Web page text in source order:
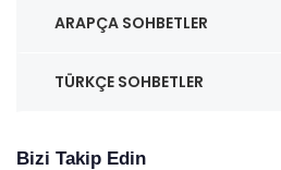
ARAPÇA SOHBETLER
TÜRKÇE SOHBETLER
Bizi Takip Edin